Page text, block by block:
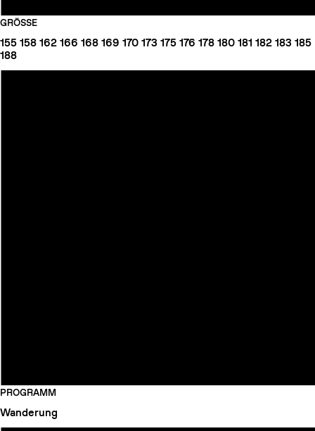
GRÖSSE
155 158 162 166 168 169 170 173 175 176 178 180 181 182 183 185
188
PROGRAMM
Wanderung